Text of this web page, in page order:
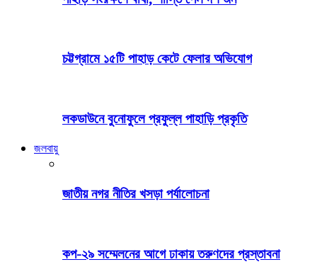
চট্টগ্রামে ১৫টি পাহাড় কেটে ফেলার অভিযোগ
লকডাউনে বুনোফুলে প্রফুল্ল পাহাড়ি প্রকৃতি
জলবায়ু
জাতীয় নগর নীতির খসড়া পর্যালোচনা
কপ-২৯ সম্মেলনের আগে ঢাকায় তরুণদের প্রস্তাবনা